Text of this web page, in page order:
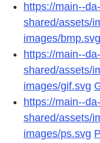
https://main--
shared/assets/
images/bmp.svg
https://main--
shared/assets/
images/gif.svg
https://main--
shared/assets/
images/ps.svg